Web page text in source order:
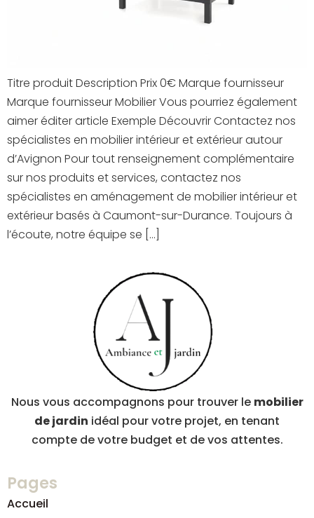
Titre produit Description Prix 0€ Marque fournisseur
Marque fournisseur Mobilier Vous pourriez également
aimer éditer article Exemple Découvrir Contactez nos
spécialistes en mobilier intérieur et extérieur autour
d’Avignon Pour tout renseignement complémentaire
sur nos produits et services, contactez nos
spécialistes en aménagement de mobilier intérieur et
extérieur basés à Caumont-sur-Durance. Toujours à
l’écoute, notre équipe se […]
Nous vous accompagnons pour trouver le mobilier
de jardin idéal pour votre projet, en tenant
compte de votre budget et de vos attentes.
Pages
Accueil